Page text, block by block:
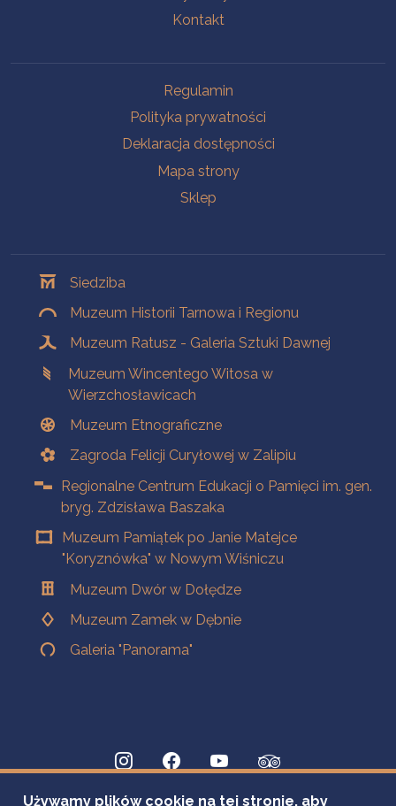
Kontakt
Regulamin
Polityka prywatności
Deklaracja dostępności
Mapa strony
Sklep
Siedziba
Muzeum Historii Tarnowa i Regionu
Muzeum Ratusz - Galeria Sztuki Dawnej
Muzeum Wincentego Witosa w
Wierzchosławicach
Muzeum Etnograficzne
Zagroda Felicji Curyłowej w Zalipiu
Regionalne Centrum Edukacji o Pamięci im. gen.
bryg. Zdzisława Baszaka
Muzeum Pamiątek po Janie Matejce
"Koryznówka" w Nowym Wiśniczu
Muzeum Dwór w Dołędze
Muzeum Zamek w Dębnie
Galeria "Panorama"
Używamy plików cookie na tej stronie, aby